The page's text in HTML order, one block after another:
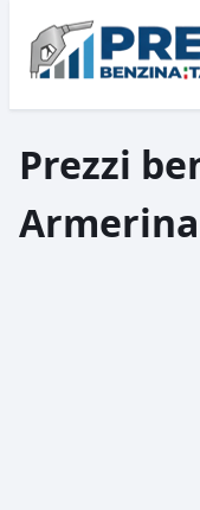
Prezzi
Armerina